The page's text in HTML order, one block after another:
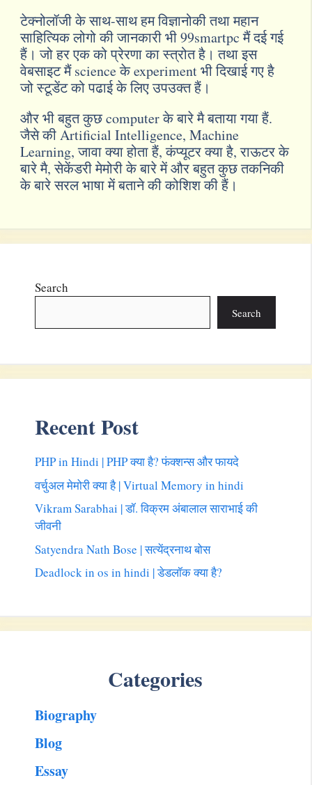
टेक्नोलॉजी के साथ-साथ हम विज्ञानोकी तथा महान
साहित्यिक लोगो की जानकारी भी 99smartpc मैं दई गई
हैं। जो हर एक को प्रेरणा का स्त्रोत है। तथा इस
वेबसाइट मैं science के experiment भी दिखाई गए है
जो स्टूडेंट को पढाई के लिए उपउक्त हैं।
और भी बहुत कुछ computer के बारे मै बताया गया हैं.
जैसे की Artificial Intelligence, Machine
Learning, जावा क्या होता हैं, कंप्यूटर क्या है, राऊटर के
बारे मै, सेकेंडरी मेमोरी के बारे में और बहुत कुछ तकनिकी
के बारे सरल भाषा में बताने की कोशिश की हैं।
Search
Search
Recent Post
PHP in Hindi | PHP क्या है? फंक्शन्स और फायदे
वर्चुअल मेमोरी क्या है | Virtual Memory in hindi
Vikram Sarabhai | डॉ. विक्रम अंबालाल साराभाई की
जीवनी
Satyendra Nath Bose | सत्येंद्रनाथ बोस
Deadlock in os in hindi | डेडलॉक क्या है?
Categories
Biography
Blog
Essay